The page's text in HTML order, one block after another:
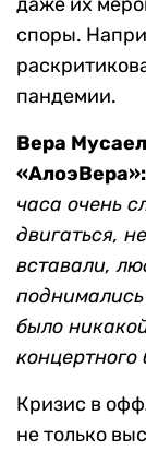
споры.
пандемии.
Вера
«АлоэВера»:
часа очень
двигаться,
вставали,
было
концертного
Кризис в
не только